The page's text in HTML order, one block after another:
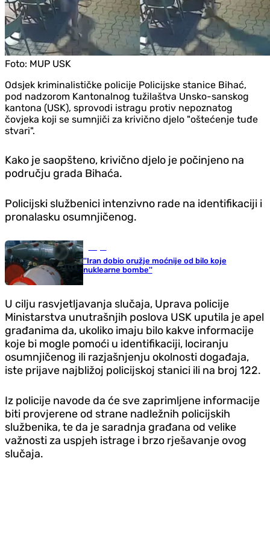
Foto: MUP USK
Odsjek kriminalističke policije Policijske stanice Bihać,
pod nadzorom Kantonalnog tužilaštva Unsko-sanskog
kantona (USK), sprovodi istragu protiv nepoznatog
čovjeka koji se sumnjiči za krivično djelo "oštećenje tuđe
stvari".
Kako je saopšteno, krivično djelo je počinjeno na
području grada Bihaća.
Policijski službenici intenzivno rade na identifikaciji i
pronalasku osumnjičenog.
''Iran dobio oružje moćnije od bilo koje
nuklearne bombe''
U cilju rasvjetljavanja slučaja, Uprava policije
Ministarstva unutrašnjih poslova USK uputila je apel
građanima da, ukoliko imaju bilo kakve informacije
koje bi mogle pomoći u identifikaciji, lociranju
osumnjičenog ili razjašnjenju okolnosti događaja,
iste prijave najbližoj policijskoj stanici ili na broj 122.
Iz policije navode da će sve zaprimljene informacije
biti provjerene od strane nadležnih policijskih
službenika, te da je saradnja građana od velike
važnosti za uspjeh istrage i brzo rješavanje ovog
slučaja.